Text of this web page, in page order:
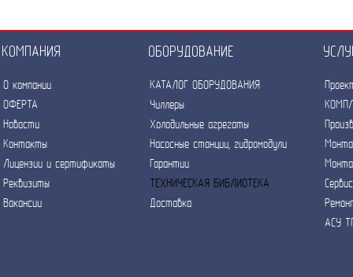
КОМПАНИЯ ОБОРУДОВАНИЕ
О компании
ОФЕРТА
Новости
Контакты
Лицензии и сертификаты
Реквизиты
Вакансии
КАТАЛОГ ОБОРУДОВАНИЯ
Чиллеры
Холодильные агрегаты
Насосные станции, гидромодули
Гарантии
ТЕХНИЧЕСКАЯ БИБЛИОТЕКА
Доставка
АСУ